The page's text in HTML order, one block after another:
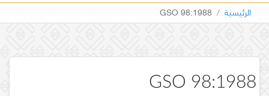
الرئيسية GSO 98:1988
GSO 98:1988